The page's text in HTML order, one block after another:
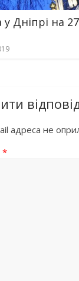
у Дніпрі на 27
адреса не
*